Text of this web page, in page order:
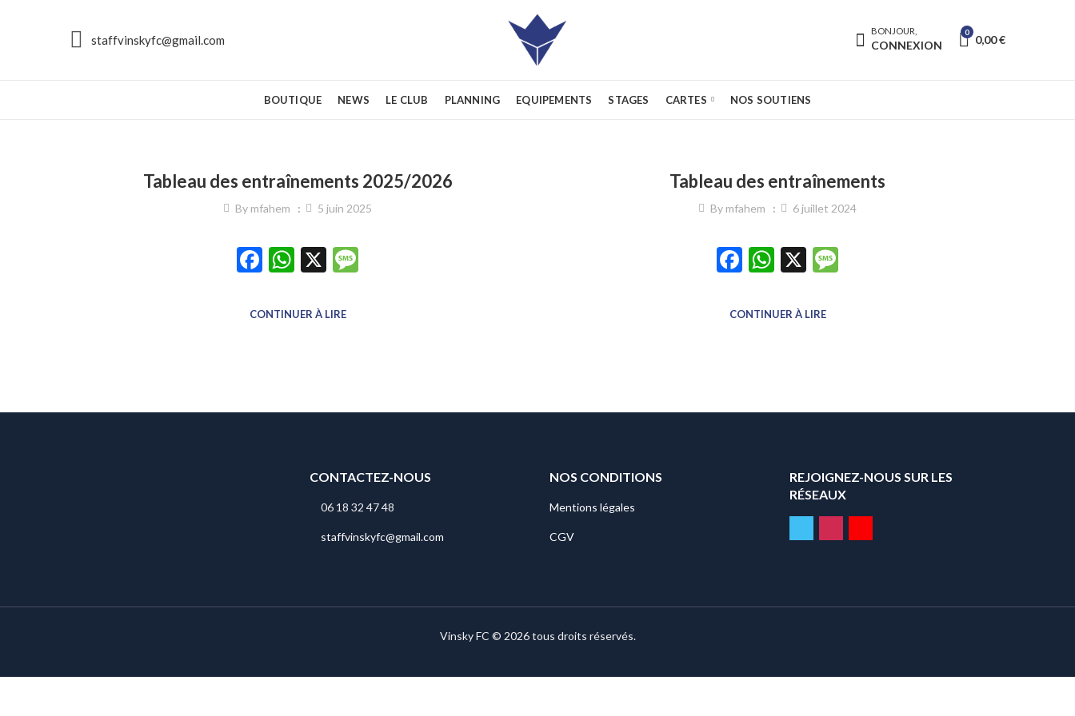
staffvinskyfc@gmail.com
BONJOUR,
CONNEXION
0
0,00€
BOUTIQUE NEWS LE CLUB PLANNING EQUIPEMENTS STAGES CARTES NOS SOUTIENS
Tableau des entraînements 2025/2026
By mfahem 5 juin 2025
Facebook
WhatsApp
X
CONTINUER À LIRE
Tableau des entraînements
By mfahem 6 juillet 2024
Facebook
WhatsApp
X
CONTINUER À LIRE
CONTACTEZ-NOUS
06 18 32 47 48
staffvinskyfc@gmail.com
NOS CONDITIONS
Mentions légales
CGV
REJOIGNEZ-NOUS SUR LES
RÉSEAUX
Vinsky FC © 2026 tous droits réservés.